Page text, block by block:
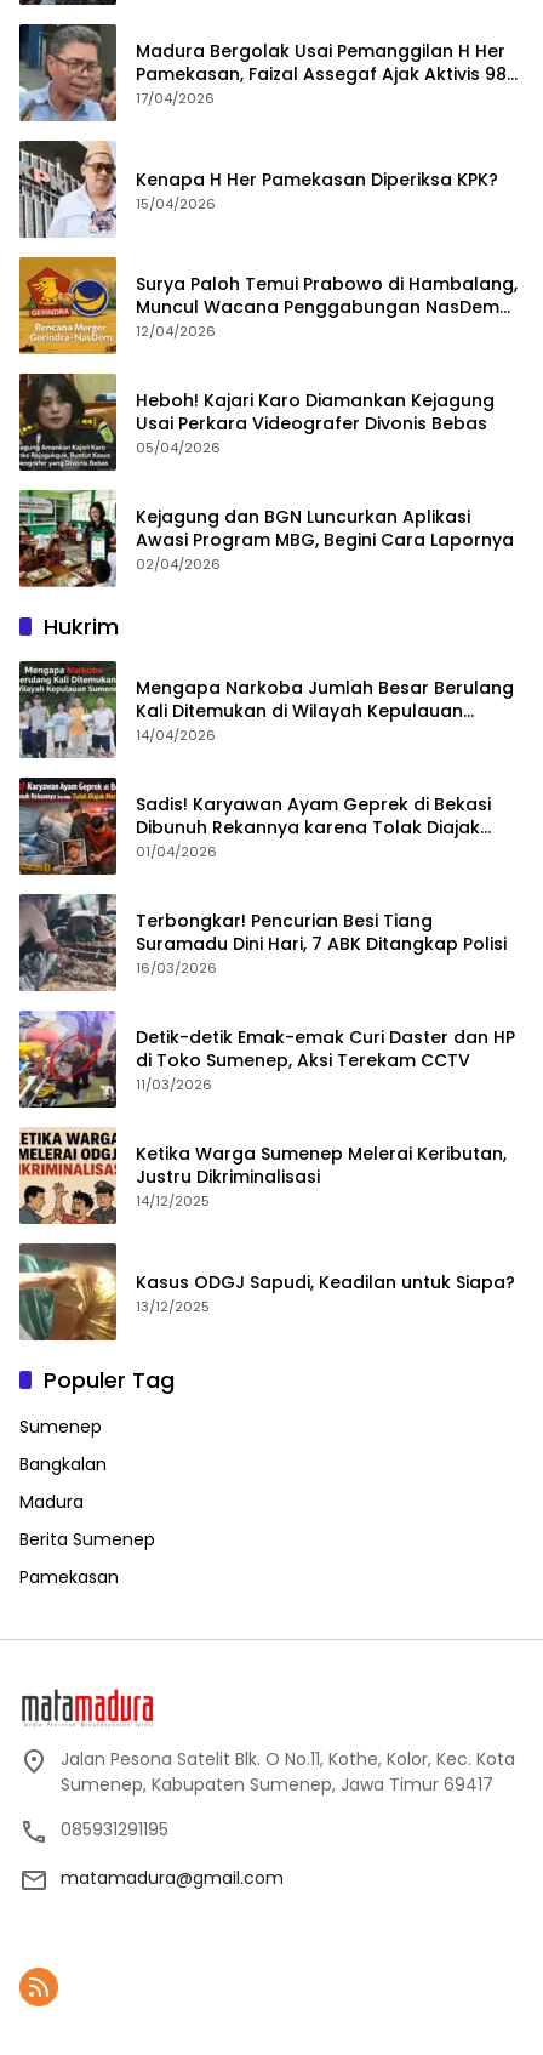
Madura Bergolak Usai Pemanggilan H Her
Pamekasan, Faizal Assegaf Ajak Aktivis 98
Bongkar Permainan KPK
17/04/2026
Kenapa H Her Pamekasan Diperiksa KPK?
15/04/2026
Surya Paloh Temui Prabowo di Hambalang,
Muncul Wacana Penggabungan NasDem
dan Gerindra
12/04/2026
Heboh! Kajari Karo Diamankan Kejagung
Usai Perkara Videografer Divonis Bebas
05/04/2026
Kejagung dan BGN Luncurkan Aplikasi
Awasi Program MBG, Begini Cara Lapornya
02/04/2026
Hukrim
Mengapa Narkoba Jumlah Besar Berulang
Kali Ditemukan di Wilayah Kepulauan
Sumenep?
14/04/2026
Sadis! Karyawan Ayam Geprek di Bekasi
Dibunuh Rekannya karena Tolak Diajak
Merampok Majikan
01/04/2026
Terbongkar! Pencurian Besi Tiang
Suramadu Dini Hari, 7 ABK Ditangkap Polisi
16/03/2026
Detik-detik Emak-emak Curi Daster dan HP
di Toko Sumenep, Aksi Terekam CCTV
11/03/2026
Ketika Warga Sumenep Melerai Keributan,
Justru Dikriminalisasi
14/12/2025
Kasus ODGJ Sapudi, Keadilan untuk Siapa?
13/12/2025
Populer Tag
Sumenep
Bangkalan
Madura
Berita Sumenep
Pamekasan
Jalan Pesona Satelit Blk. O No.11, Kothe, Kolor, Kec. Kota
Sumenep, Kabupaten Sumenep, Jawa Timur 69417
085931291195
matamadura@gmail.com